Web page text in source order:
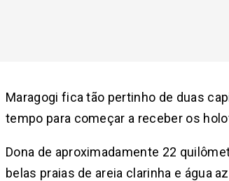
Maragogi fica tão pertinho de duas
tempo para começar a receber os
Dona de aproximadamente 22
belas praias de areia clarinha e água